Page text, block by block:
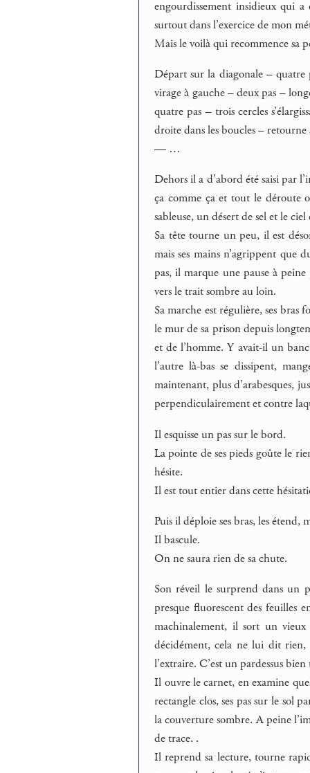
engourdissement insidieux qui
surtout dans l’exercice de mon
Mais le voilà qui recommence sa
Départ sur la diagonale –
virage à gauche – deux pas –
quatre pas – trois cercles
droite dans les boucles – retourne
— …
Dehors il a d’abord été saisi par
ça comme ça et tout le déroute
sableuse, un désert de sel et le
Sa tête tourne un peu, il est
mais ses mains n’agrippent
pas, il marque une pause à
vers le trait sombre au loin.
Sa marche est régulière, ses bras
le mur de sa prison depuis
et de l’homme. Y avait-il un
l’autre là-bas se dissipent,
maintenant, plus d’arabesques,
perpendiculairement et contre
Il esquisse un pas sur le bord.
La pointe de ses pieds goûte le
hésite.
Il est tout entier dans cette
Puis il déploie ses bras, les étend,
Il bascule.
On ne saura rien de sa chute.
Son réveil le surprend dans un
presque fluorescent des feuilles
machinalement, il sort un
décidément, cela ne lui dit
l’extraire. C’est un pardessus
Il ouvre le carnet, en examine
rectangle clos, ses pas sur le sol
la couverture sombre. A peine
de trace. .
Il reprend sa lecture, tourne